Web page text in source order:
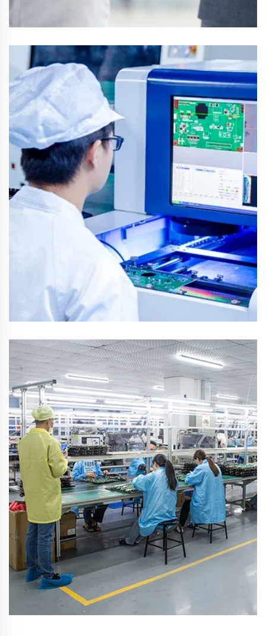
Affärsgrupp
kundkommunikation
Forsknings- och utvecklingsteam
designutveckling